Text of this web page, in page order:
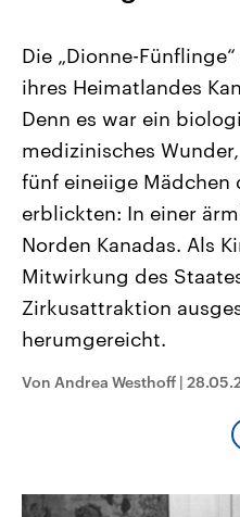
Landtagswahl Sachsen-Anhalt
2026
Alle Informationen
Sachsen-Anhalt wählt am 6.
September 2026 einen neuen
Landtag. Seit 2021 wird das
Bundesland von einer
Umfragen, Prognosen,
Wahlprogramme, aktuelle
und Hintergründe zu den
und Kandidaten der
Wahl.
Sendungen Programm
Audio-Archiv
Die „Dionne-
ihres Heimatlandes
Denn es war ein
medizinisches
fünf eineiige Mädchen
erblickten: In einer
Norden Kanadas. Als
Mitwirkung des
Zirkusattraktion
herumgereicht.
Von Andrea Westhoff |